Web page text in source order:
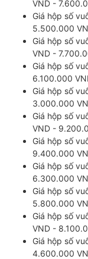
VND -
Giá hộp số
5.500.000
Giá hộp số
VND -
Giá hộp số
6.100.000
Giá hộp số
3.000.000
Giá hộp số
VND -
Giá hộp số
9.400.000
Giá hộp số
6.300.000
Giá hộp số
5.800.000
Giá hộp số
VND -
Giá hộp số
4.600.000